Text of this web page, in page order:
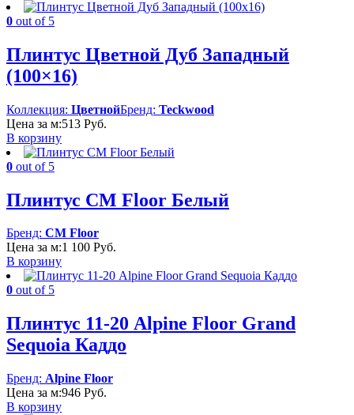
0 out of 5
Плинтус Цветной Дуб Западный
(100×16)
Коллекция: ЦветнойБренд: Teckwood
Цена за м:513 Руб.
В корзину
0 out of 5
Плинтус CM Floor Белый
Бренд: CM Floor
Цена за м:1 100 Руб.
В корзину
0 out of 5
Плинтус 11-20 Alpine Floor Grand
Sequoia Каддо
Бренд: Alpine Floor
Цена за м:946 Руб.
В корзину